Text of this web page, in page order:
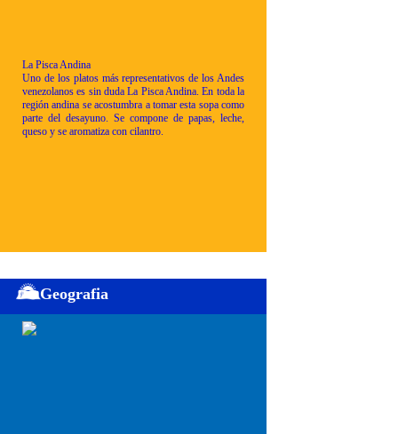
La Pisca Andina
Uno de los platos más representativos de los Andes
venezolanos es sin duda La Pisca Andina. En toda la
región andina se acostumbra a tomar esta sopa como
parte del desayuno. Se compone de papas, leche,
queso y se aromatiza con cilantro.
Geografia